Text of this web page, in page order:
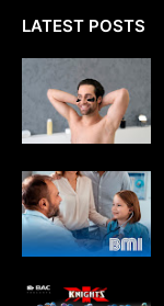
LATEST POSTS